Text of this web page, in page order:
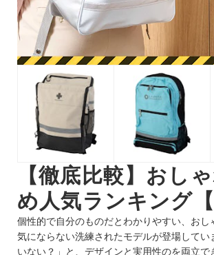
【徹底比較】おし
め人気ランキング
個性的で自分のものだとわかりやすい、お
気にならない洗練されたモデルが登場して
いない？」と、デザインと実用性のを両立